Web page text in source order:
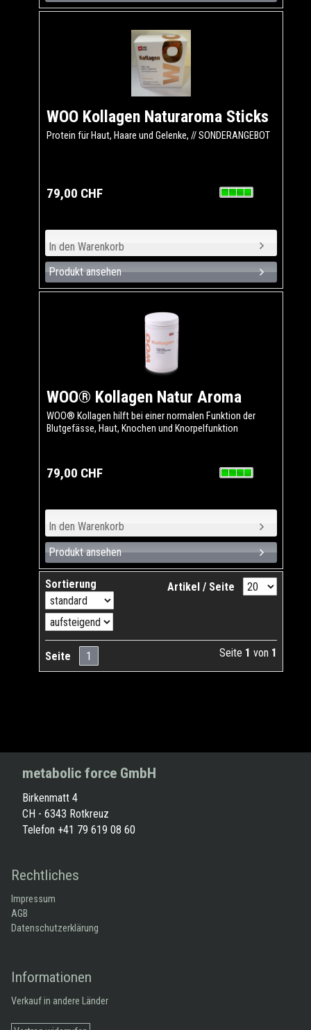
WOO Kollagen Naturaroma Sticks
Protein für Haut, Haare und Gelenke, // SONDERANGEBOT
79,00 CHF
Produkt ansehen
WOO® Kollagen Natur Aroma
WOO® Kollagen hilft bei einer normalen Funktion der
Blutgefässe, Haut, Knochen und Knorpelfunktion
79,00 CHF
Produkt ansehen
Sortierung Artikel / Seite
Seite 1 Seite 1 von 1
metabolic force GmbH
Birkenmatt 4
CH - 6343 Rotkreuz
Telefon +41 79 619 08 60
Rechtliches
Impressum
AGB
Datenschutzerklärung
Informationen
Verkauf in andere Länder